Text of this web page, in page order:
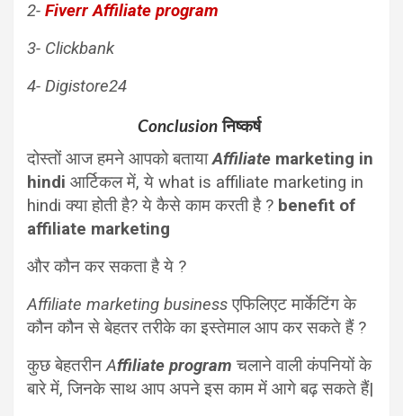
2- Fiverr Affiliate program
3- Clickbank
4- Digistore24
Conclusion निष्कर्ष
दोस्तों आज हमने आपको बतायाAffiliate marketing in
hindi आर्टिकल में, ये what is affiliate marketing in
hindi क्या होती है? ये कैसे काम करती है ? benefit of
affiliate marketing
और कौन कर सकता है ये ?
Affiliate marketing businessएफिलिएट मार्केटिंग के
कौन कौन से बेहतर तरीके का इस्तेमाल आप कर सकते हैं ?
कुछ बेहतरीनAffiliate program चलाने वाली कंपनियों के
बारे में, जिनके साथ आप अपने इस काम में आगे बढ़ सकते हैं|